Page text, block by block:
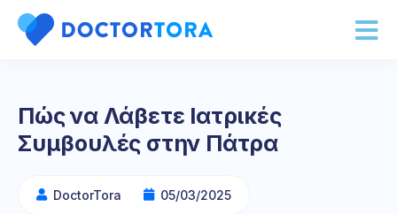
Πώς να Λάβετε Ιατρικές
Συμβουλές στην Πάτρα
DoctorTora 05/03/2025